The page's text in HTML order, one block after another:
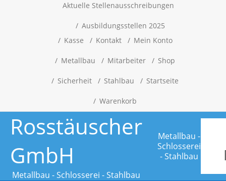
Aktuelle Stellenausschreibungen
Ausbildungsstellen 2025
Kasse
Kontakt Mein Konto
Metallbau Mitarbeiter Shop
Sicherheit Stahlbau Startseite
Warenkorb
Rosstäuscher
GmbH
Metallbau - Schlosserei - Stahlbau
Metallbau -
Schlosserei
- Stahlbau